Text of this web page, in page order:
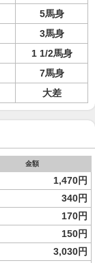
5馬身
3馬身
1 1/2馬身
7馬身
大差
金額
1,470円
340円
170円
150円
3,030円